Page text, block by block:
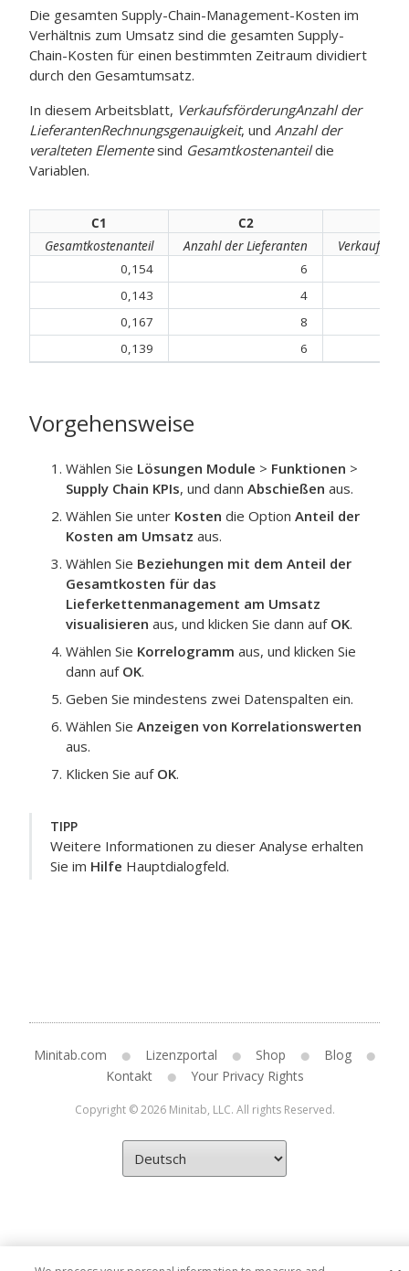
Die gesamten Supply-Chain-Management-Kosten im
Verhältnis zum Umsatz sind die gesamten Supply-
Chain-Kosten für einen bestimmten Zeitraum dividiert
durch den Gesamtumsatz.
In diesem Arbeitsblatt, VerkaufsförderungAnzahl der
LieferantenRechnungsgenauigkeit, und Anzahl der
veralteten Elementesind Gesamtkostenanteildie
Variablen.
C1 C2
Gesamtkostenanteil
Anzahl der Lieferanten
0,154
6
0,143
4
0,167
8
0,139
6
Vorgehensweise
Wählen Sie Lösungen Module > Funktionen >
Supply Chain KPIs, und dann Abschießen aus.
Wählen Sie unter Kosten die Option Anteil der
Kosten am Umsatz aus.
Wählen Sie Beziehungen mit dem Anteil der
Gesamtkosten für das
Lieferkettenmanagement am Umsatz
visualisieren aus, und klicken Sie dann auf OK.
Wählen Sie Korrelogramm aus, und klicken Sie
dann auf OK.
Geben Sie mindestens zwei Datenspalten ein.
Wählen Sie Anzeigen von Korrelationswerten
aus.
Klicken Sie auf OK.
TIPP
Weitere Informationen zu dieser Analyse erhalten
Sie im Hilfe Hauptdialogfeld.
Minitab.com Lizenzportal Shop
Blog
Kontakt
Your Privacy Rights
Copyright © 2026 Minitab, LLC. All rights Reserved.